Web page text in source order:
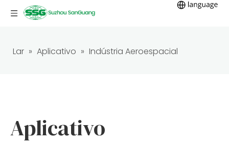
Lar » Aplicativo » Indústria Aeroespacial
Aplicativo